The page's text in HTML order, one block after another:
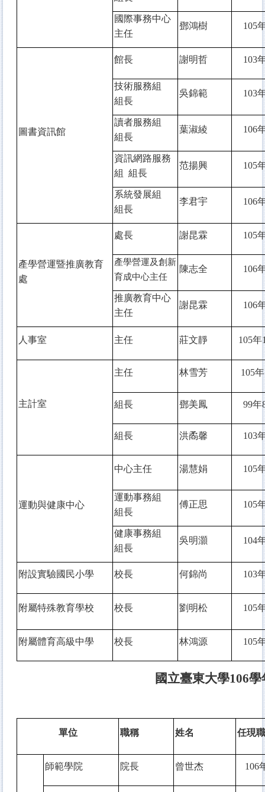
國際事務中心
主任
鄧鴻樹 105
圖書資訊館
館長 謝明哲 103
技術服務組
組長
吳錦範 103
讀者服務組
組長
葉淑綾 106
資訊網路服務
組 組長
范揚興 105
系統發展組
組長
李君宇 106
產學營運暨推廣教育
處
處長 謝昆霖 105
產學營運及創新
育成中心主任
陳志全 106
推廣教育中心
主任
謝昆霖 106
人事室 主任 莊文靜 105年
主計室
主任 林雪芳 105
組長 鄧美鳳 99年
組長 洪矞馨 103
運動與健康中心
中心主任 湯慧娟 105
運動事務組
組長
傅正思 105
健康事務組
組長
吳明灝 104
附設實驗國民小學 校長 何錦尚 103
附屬特殊教育學校 校長 劉明松 105
附屬體育高級中學 校長 林鴻源 105
國立臺東大學106
單位 職稱 姓名 任現
師範學院 院長 曾世杰 106